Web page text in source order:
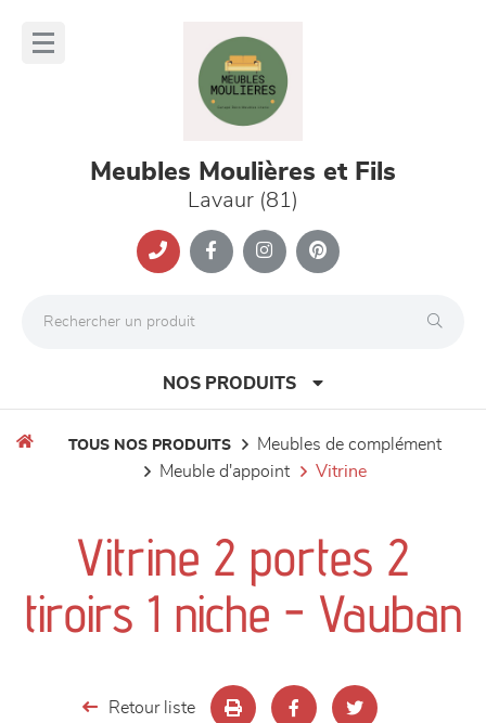
Meubles Moulières et Fils
Lavaur (81)
NOS PRODUITS
séjours
meubles de complément
TOUS NOS PRODUITS
meubles de complément
meuble d'appoint
vitrine
Vitrine 2 portes 2
tiroirs 1 niche - Vauban
Retour liste